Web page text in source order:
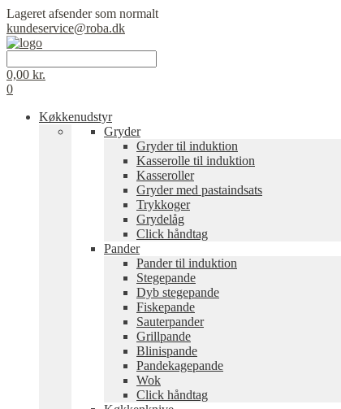
Lageret afsender som normalt
kundeservice@roba.dk
0,00 kr.
0
Køkkenudstyr
Gryder
Gryder til induktion
Kasserolle til induktion
Kasseroller
Gryder med pastaindsats
Trykkoger
Grydelåg
Click håndtag
Pander
Pander til induktion
Stegepande
Dyb stegepande
Fiskepande
Sauterpander
Grillpande
Blinispande
Pandekagepande
Wok
Click håndtag